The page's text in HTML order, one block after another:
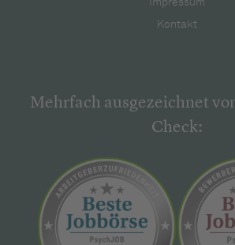
Impressum
Kontakt
Mehrfach ausgezeichnet
Check: